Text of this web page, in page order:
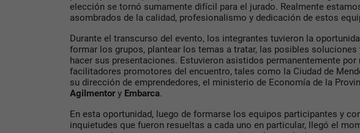
elección se tornó sumamente difícil para el jurado. Realmente
asombrados de la calidad, profesionalismo y dedicación de estos
Durante el transcurso del evento, los integrantes tuvieron la
formar los grupos, plantear los temas a tratar, las posibles soluciones
hacer sus presentaciones. Estuvieron asistidos permanentemente por
facilitadores promotores del encuentro, tales como la Ciudad de
su dirección de emprendedores, el ministerio de Economía de la
Agilmentory Embarca.
En esta oportunidad, luego de formarse los equipos participantes y
inquietudes que fueron resueltas a cada uno en particular, llegó el